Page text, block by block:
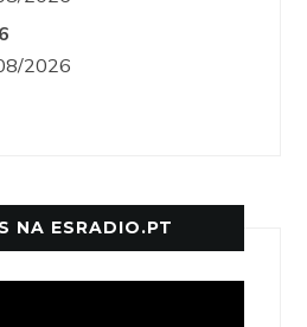
2026
NA ESRADIO.PT